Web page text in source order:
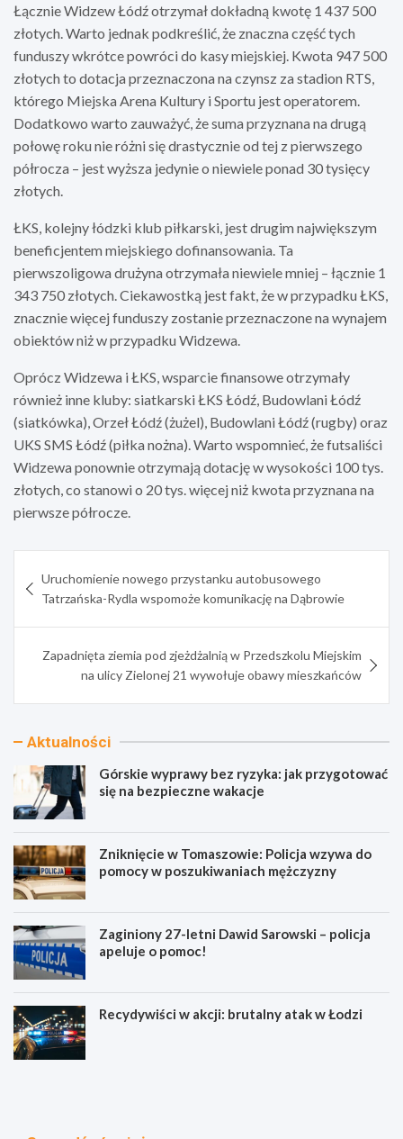
Łącznie Widzew Łódź otrzymał dokładną kwotę 1 437 500
złotych. Warto jednak podkreślić, że znaczna część tych
funduszy wkrótce powróci do kasy miejskiej. Kwota 947 500
złotych to dotacja przeznaczona na czynsz za stadion RTS,
którego Miejska Arena Kultury i Sportu jest operatorem.
Dodatkowo warto zauważyć, że suma przyznana na drugą
połowę roku nie różni się drastycznie od tej z pierwszego
półrocza – jest wyższa jedynie o niewiele ponad 30 tysięcy
złotych.
ŁKS, kolejny łódzki klub piłkarski, jest drugim największym
beneficjentem miejskiego dofinansowania. Ta
pierwszoligowa drużyna otrzymała niewiele mniej – łącznie 1
343 750 złotych. Ciekawostką jest fakt, że w przypadku ŁKS,
znacznie więcej funduszy zostanie przeznaczone na wynajem
obiektów niż w przypadku Widzewa.
Oprócz Widzewa i ŁKS, wsparcie finansowe otrzymały
również inne kluby: siatkarski ŁKS Łódź, Budowlani Łódź
(siatkówka), Orzeł Łódź (żużel), Budowlani Łódź (rugby) oraz
UKS SMS Łódź (piłka nożna). Warto wspomnieć, że futsaliści
Widzewa ponownie otrzymają dotację w wysokości 100 tys.
złotych, co stanowi o 20 tys. więcej niż kwota przyznana na
pierwsze półrocze.
wpisu
Uruchomienie nowego przystanku autobusowego
Tatrzańska-Rydla wspomoże komunikację na Dąbrowie
Zapadnięta ziemia pod zjeżdżalnią w Przedszkolu Miejskim
na ulicy Zielonej 21 wywołuje obawy mieszkańców
Aktualności
Górskie wyprawy bez ryzyka: jak przygotować
się na bezpieczne wakacje
Zniknięcie w Tomaszowie: Policja wzywa do
pomocy w poszukiwaniach mężczyzny
Zaginiony 27-letni Dawid Sarowski – policja
apeluje o pomoc!
Recydywiści w akcji: brutalny atak w Łodzi
G
Z